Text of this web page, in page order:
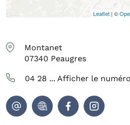
Leaflet | ©
Montanet
07340 Peaugres
04 28 ... Afficher le numéro